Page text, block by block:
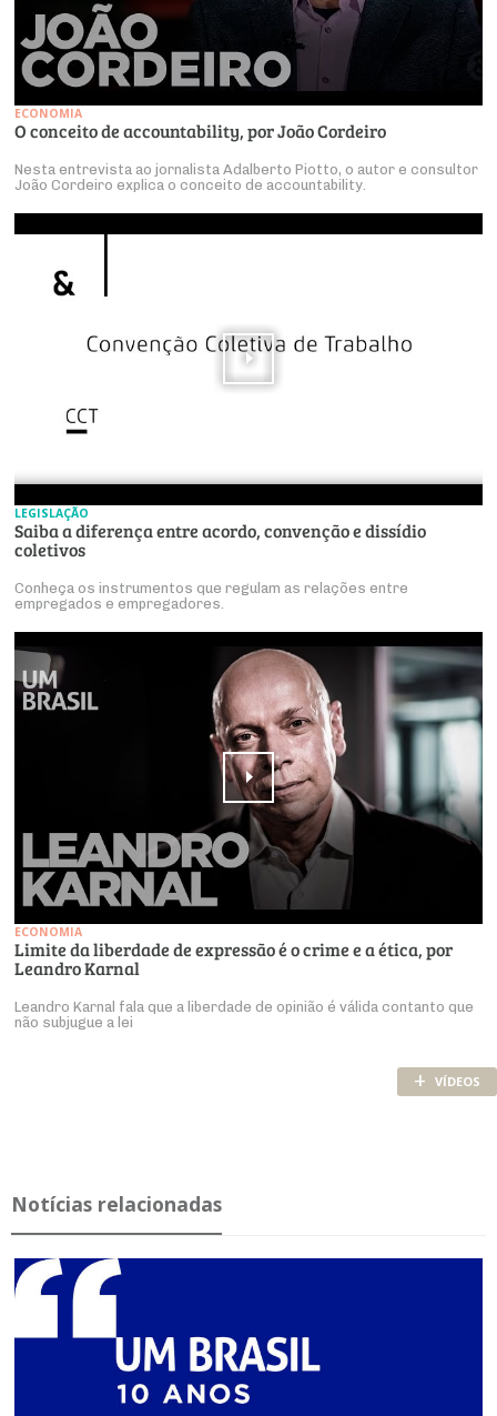
ECONOMIA
O conceito de accountability, por João Cordeiro
Nesta entrevista ao jornalista Adalberto Piotto, o autor e consultor
João Cordeiro explica o conceito de accountability.
LEGISLAÇÃO
Saiba a diferença entre acordo, convenção e dissídio
coletivos
Conheça os instrumentos que regulam as relações entre
empregados e empregadores.
ECONOMIA
Limite da liberdade de expressão é o crime e a ética, por
Leandro Karnal
Leandro Karnal fala que a liberdade de opinião é válida contanto que
não subjugue a lei
+ VÍDEOS
Notícias relacionadas